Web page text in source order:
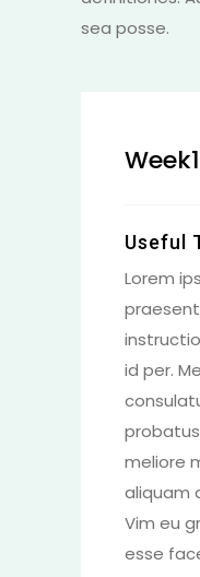
sea posse.
Week1
Useful
Lorem
id per.
meliore
aliquam
Vim eu
esse